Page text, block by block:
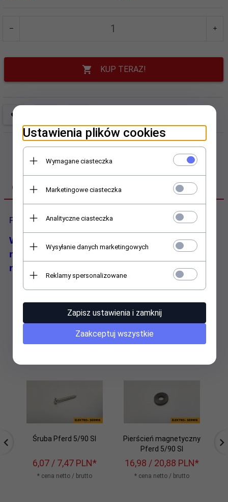
KUP TERAZ!
OPIS PRODUKTU
Podkładka do Szlifierki prostej Pferd 5/90 SI
W przypadku wysprzedania zapasu
magazynowego termin realizacji może
nieznacznie wydłużyć się.
Śruba Pferd 5/90 SI
6,07 / 7,47 PLN*
* cena netto / brutto
Pierścień magnetyczny
Pferd 5/90 SI
16,98 / 20,88 PLN*
* cena netto / brutto
Ustawienia plików cookies
Wymagane ciasteczka
Marketingowe ciasteczka
Analityczne ciasteczka
Wysyłanie danych marketingowych
Reklamy spersonalizowane
Zapisz ustawienia i zamknij
Zaakceptuj wszystkie